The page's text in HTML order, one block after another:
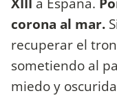
corona al mar.
recuperar el
sometiendo al
miedo y